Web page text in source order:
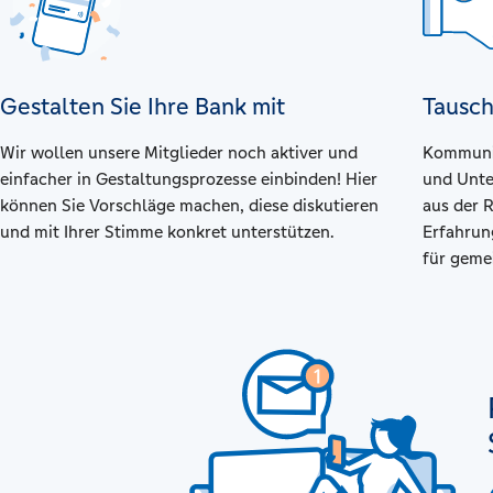
Gestalten Sie Ihre Bank mit
Wir wollen unsere Mitglieder noch aktiver und
einfacher in Gestaltungsprozesse einbinden! Hier
können Sie Vorschläge machen, diese diskutieren
und mit Ihrer Stimme konkret unterstützen.
und
aus der
für